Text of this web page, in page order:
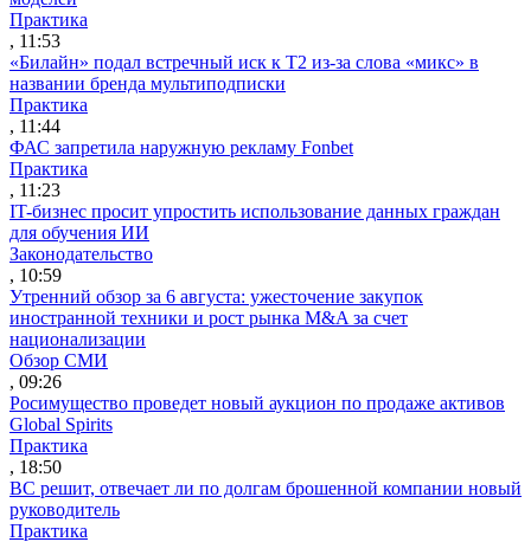
Практика
, 11:53
«Билайн» подал встречный иск к Т2 из-за слова «микс» в
названии бренда мультиподписки
Практика
, 11:44
ФАС запретила наружную рекламу Fonbet
Практика
, 11:23
IT-бизнес просит упростить использование данных граждан
для обучения ИИ
Законодательство
, 10:59
Утренний обзор за 6 августа: ужесточение закупок
иностранной техники и рост рынка M&A за счет
национализации
Обзор СМИ
, 09:26
Росимущество проведет новый аукцион по продаже активов
Global Spirits
Практика
, 18:50
ВС решит, отвечает ли по долгам брошенной компании новый
руководитель
Практика